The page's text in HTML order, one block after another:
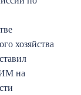
хозяйства
на